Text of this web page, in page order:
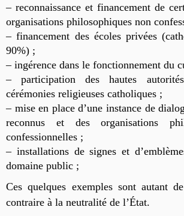
– reconnaissance et financement de
organisations philosophiques non
– financement des écoles privées
90%) ;
– ingérence dans le fonctionnement du
– participation des hautes
cérémonies religieuses catholiques ;
– mise en place d’une instance de
reconnus et des organisations
confessionnelles ;
– installations de signes et
domaine public ;
Ces quelques exemples sont autant
contraire à la neutralité de l’État.